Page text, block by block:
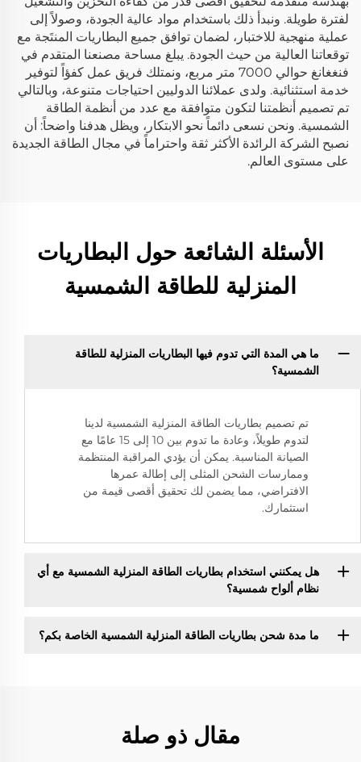
لفترة طويلة. ونبدأ ذلك باستخدام مواد عالية الجودة، وصولاً إلى
عملية منهجية للاختبار، لضمان توافق جميع البطاريات المنتَجة مع
توقعاتنا العالية من حيث الجودة. يبلغ مساحة مصنعنا المتقدم في
فنغغانغ حوالي 7000 متر مربع، ونمتلك فريق عمل كفؤاً لتوفير
خدمة استثنائية. ولدى عملائنا الدوليين احتياجات متنوعة، وبالتالي
تم تصميم أنظمتنا لتكون متوافقة مع عدد من أنظمة الطاقة
الشمسية. ونحن نسعى دائماً نحو الابتكار، ويظل هدفنا واضحاً: أن
نصبح الشركة الرائدة الأكثر ثقة واحتراماً في مجال الطاقة الجديدة
على مستوى العالم.
الأسئلة الشائعة حول البطاريات
المنزلية للطاقة الشمسية
ما هي المدة التي تدوم فيها البطاريات المنزلية للطاقة
الشمسية؟
تم تصميم بطاريات الطاقة المنزلية الشمسية لدينا
لتدوم طويلاً، وعادة ما تدوم بين 10 إلى 15 عامًا مع
الصيانة المناسبة. يمكن أن يؤدي المراقبة المنتظمة
وممارسات الشحن المثلى إلى إطالة عمرها
الافتراضي، مما يضمن لك تحقيق أقصى قيمة من
استثمارك.
هل يمكنني استخدام بطاريات الطاقة المنزلية الشمسية مع أي
نظام ألواح شمسية؟
ما مدة شحن بطاريات الطاقة المنزلية الشمسية الخاصة بكم؟
مقال ذو صلة